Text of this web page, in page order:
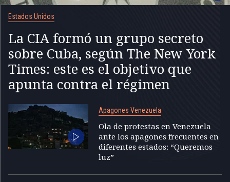
Estados Unidos
La CIA formó un grupo secreto
sobre Cuba, según The New York
Times: este es el objetivo que
apunta contra el régimen
Apagones Venezuela
Ola de protestas en Venezuela
ante los apagones frecuentes en
diferentes estados: “Queremos
luz”